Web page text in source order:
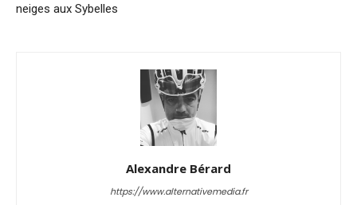
neiges aux Sybelles
Alexandre Bérard
https://www.alternativemedia.fr